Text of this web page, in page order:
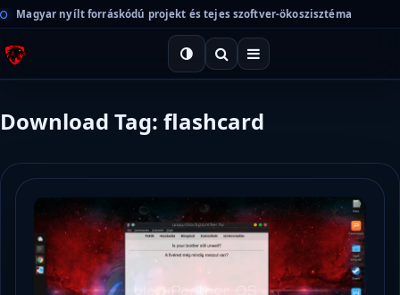
Magyar nyílt forráskódú projekt és tejes szoftver-ökoszisztéma
Download Tag: flashcard